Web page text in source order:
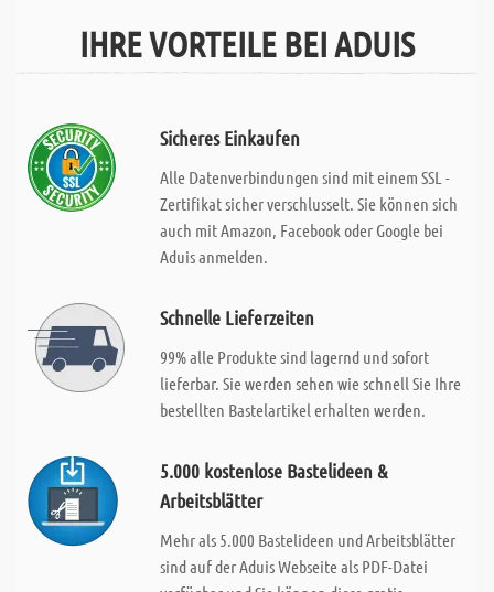
IHRE VORTEILE BEI ADUIS
Sicheres Einkaufen
Alle Datenverbindungen sind mit einem SSL -
Zertifikat sicher verschlusselt. Sie können sich
auch mit Amazon, Facebook oder Google bei
Aduis anmelden.
Schnelle Lieferzeiten
99% alle Produkte sind lagernd und sofort
lieferbar. Sie werden sehen wie schnell Sie Ihre
bestellten Bastelartikel erhalten werden.
5.000 kostenlose Bastelideen &
Arbeitsblätter
Mehr als 5.000 Bastelideen und Arbeitsblätter
sind auf der Aduis Webseite als PDF-Datei